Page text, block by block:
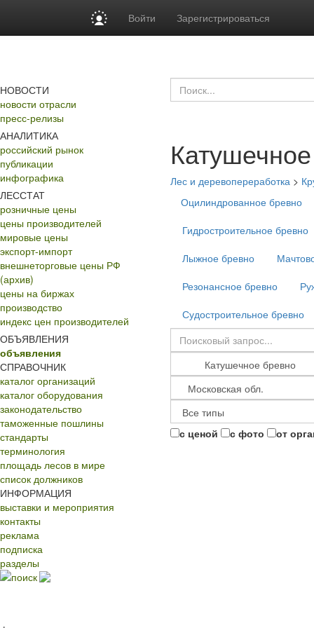
Войти Зарегистрироваться
НОВОСТИ
новости отрасли
пресс-релизы
АНАЛИТИКА
российский рынок
публикации
инфографика
ЛЕССТАТ
розничные цены
цены производителей
мировые цены
экспорт-импорт
внешнеторговые цены РФ
(архив)
цены на биржах
производство
индекс цен производителей
ОБЪЯВЛЕНИЯ
объявления
СПРАВОЧНИК
каталог организаций
каталог оборудования
законодательство
таможенные пошлины
стандарты
терминология
площадь лесов в мире
список должников
ИНФОРМАЦИЯ
выставки и мероприятия
контакты
реклама
подписка
разделы
поиск
Лес и деревопереработка >
Оцилиндрованное бревно
Гидростроительное бревно
Лыжное бревно
Резонансное бревно
Судостроительное бревно
с ценой с фото от